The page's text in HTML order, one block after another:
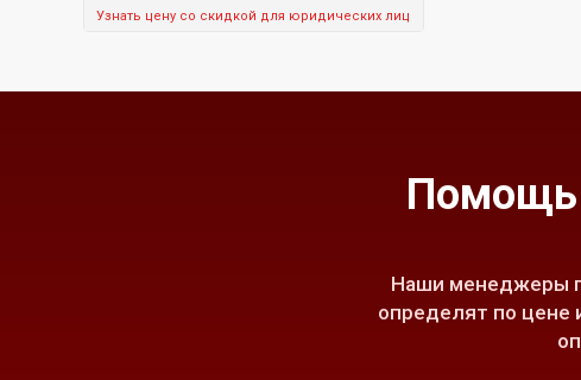
Узнать цену со скидкой для юридических лиц
Помощь
Наши менеджеры
определят по цене